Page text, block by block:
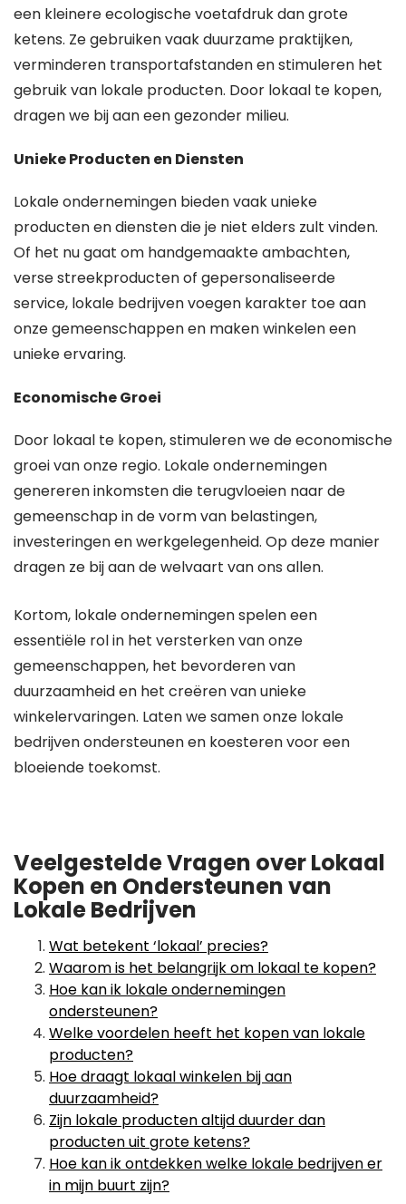
een kleinere ecologische voetafdruk dan grote
ketens. Ze gebruiken vaak duurzame praktijken,
verminderen transportafstanden en stimuleren het
gebruik van lokale producten. Door lokaal te kopen,
dragen we bij aan een gezonder milieu.
Unieke Producten en Diensten
Lokale ondernemingen bieden vaak unieke
producten en diensten die je niet elders zult vinden.
Of het nu gaat om handgemaakte ambachten,
verse streekproducten of gepersonaliseerde
service, lokale bedrijven voegen karakter toe aan
onze gemeenschappen en maken winkelen een
unieke ervaring.
Economische Groei
Door lokaal te kopen, stimuleren we de economische
groei van onze regio. Lokale ondernemingen
genereren inkomsten die terugvloeien naar de
gemeenschap in de vorm van belastingen,
investeringen en werkgelegenheid. Op deze manier
dragen ze bij aan de welvaart van ons allen.
Kortom, lokale ondernemingen spelen een
essentiële rol in het versterken van onze
gemeenschappen, het bevorderen van
duurzaamheid en het creëren van unieke
winkelervaringen. Laten we samen onze lokale
bedrijven ondersteunen en koesteren voor een
bloeiende toekomst.
Veelgestelde Vragen over Lokaal
Kopen en Ondersteunen van
Lokale Bedrijven
Wat betekent ‘lokaal’ precies?
Waarom is het belangrijk om lokaal te kopen?
Hoe kan ik lokale ondernemingen
ondersteunen?
Welke voordelen heeft het kopen van lokale
producten?
Hoe draagt lokaal winkelen bij aan
duurzaamheid?
Zijn lokale producten altijd duurder dan
producten uit grote ketens?
Hoe kan ik ontdekken welke lokale bedrijven er
in mijn buurt zijn?